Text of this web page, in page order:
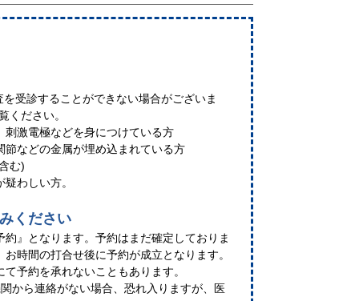
受診することができない場合がございま
ください。
刺激電極などを身につけている方
節などの金属が埋め込まれている方
む)
疑わしい方。
ください
』となります。予約はまだ確定しておりま
時間の打合せ後に予約が成立となります。
予約を承れないこともあります。
から連絡がない場合、恐れ入りますが、医